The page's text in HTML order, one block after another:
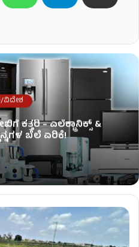
ವಿದೇಶ
ಕತ್ತರಿ – ಎಲೆಕ್ಟ್ರಾನಿಕ್ಸ್ &
ಬೆಲೆ ಏರಿಕೆ!